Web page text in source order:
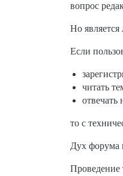
вопрос
Но
Если
читать
отвечать
то с
Дух форума
Проведение